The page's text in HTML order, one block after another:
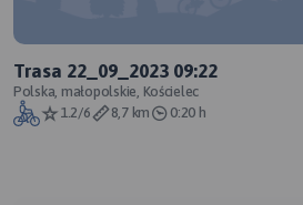
Trasa 22_09_2023 09:22
Polska, małopolskie, Kościelec
1.2/6
8,7 km 0:20 h